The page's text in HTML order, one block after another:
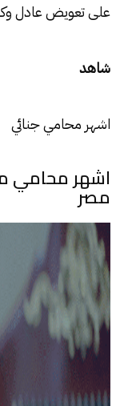
على تعويض عادل
شاهد
اشهر محامي جنائي
اشهر محامي
مصر